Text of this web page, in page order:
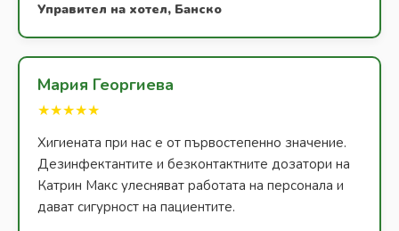
Управител на хотел, Банско
Мария Георгиева
★★★★★
Хигиената при нас е от първостепенно значение.
Дезинфектантите и безконтактните дозатори на
Катрин Макс улесняват работата на персонала и
дават сигурност на пациентите.